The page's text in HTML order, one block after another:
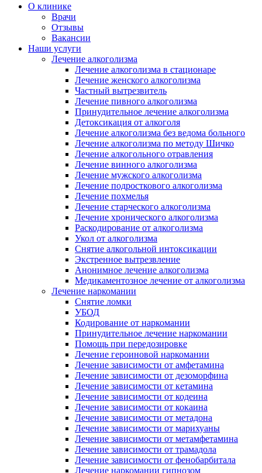
О клинике
Врачи
Отзывы
Вакансии
Наши услуги
Лечение алкоголизма
Лечение алкоголизма в стационаре
Лечение женского алкоголизма
Частный вытрезвитель
Лечение пивного алкоголизма
Принудительное лечение алкоголизма
Детоксикация от алкоголя
Лечение алкоголизма без ведома больного
Лечение алкоголизма по методу Шичко
Лечение алкогольного отравления
Лечение винного алкоголизма
Лечение мужского алкоголизма
Лечение подросткового алкоголизма
Лечение похмелья
Лечение старческого алкоголизма
Лечение хронического алкоголизма
Раскодирование от алкоголизма
Укол от алкоголизма
Снятие алкогольной интоксикации
Экстренное вытрезвление
Анонимное лечение алкоголизма
Медикаментозное лечение от алкоголизма
Лечение наркомании
Снятие ломки
УБОД
Кодирование от наркомании
Принудительное лечение наркомании
Помощь при передозировке
Лечение героиновой наркомании
Лечение зависимости от амфетамина
Лечение зависимости от дезоморфина
Лечение зависимости от кетамина
Лечение зависимости от кодеина
Лечение зависимости от кокаина
Лечение зависимости от метадона
Лечение зависимости от марихуаны
Лечение зависимости от метамфетамина
Лечение зависимости от трамадола
Лечение зависимости от фенобарбитала
Лечение наркомании гипнозом